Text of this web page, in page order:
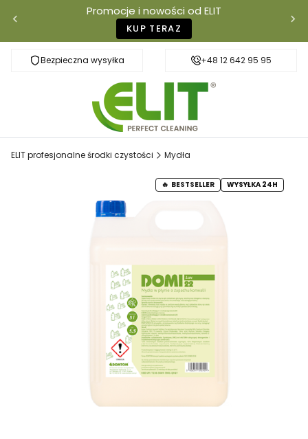
Promocje i nowości od ELIT
KUP TERAZ
Bezpieczna wysyłka Szybka dostawa
+48 12 642 95 95
ELIT profesjonalne środki czystości Mydła
BESTSELLER WYSYŁKA 24H